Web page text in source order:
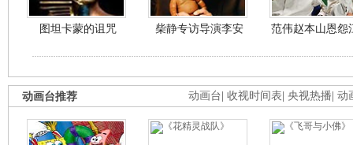
图坦卡蒙的诅咒 柴静专访导演李安 范伟赵本山恩怨
动画台 收视时间表 央视热播 动
动画台推荐